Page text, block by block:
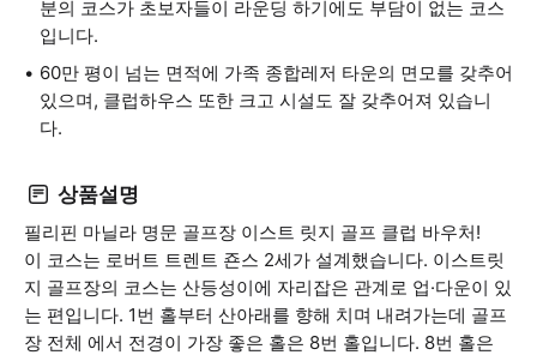
분의 코스가 초보자들이 라운딩 하기에도 부담이 없는 코스
입니다.
60만 평이 넘는 면적에 가족 종합레저 타운의 면모를 갖추어
있으며, 클럽하우스 또한 크고 시설도 잘 갖추어져 있습니
다.
상품설명
필리핀 마닐라 명문 골프장 이스트 릿지 골프 클럽 바우처!
이 코스는 로버트 트렌트 죤스 2세가 설계했습니다. 이스트릿
지 골프장의 코스는 산등성이에 자리잡은 관계로 업·다운이 있
는 편입니다. 1번 홀부터 산아래를 향해 치며 내려가는데 골프
장 전체 에서 전경이 가장 좋은 홀은 8번 홀입니다. 8번 홀은